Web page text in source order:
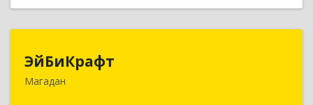
ЭйБиКрафт
Магадан
685000, Магаданская обл, Магадан г, Полярная